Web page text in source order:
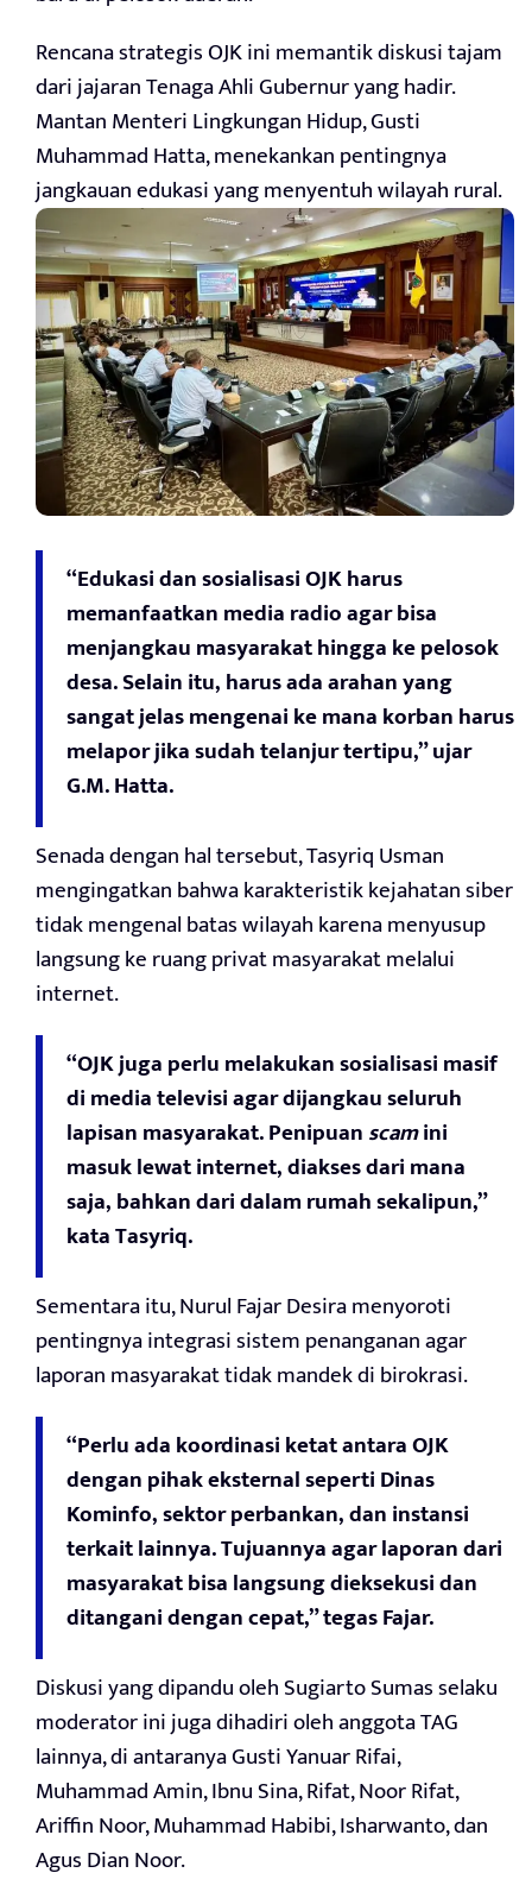
Rencana strategis OJK ini memantik diskusi tajam
dari jajaran Tenaga Ahli Gubernur yang hadir.
Mantan Menteri Lingkungan Hidup, Gusti
Muhammad Hatta, menekankan pentingnya
jangkauan edukasi yang menyentuh wilayah rural.
“Edukasi dan sosialisasi OJK harus
memanfaatkan media radio agar bisa
menjangkau masyarakat hingga ke pelosok
desa. Selain itu, harus ada arahan yang
sangat jelas mengenai ke mana korban harus
melapor jika sudah telanjur tertipu,” ujar
G.M. Hatta.
Senada dengan hal tersebut, Tasyriq Usman
mengingatkan bahwa karakteristik kejahatan siber
tidak mengenal batas wilayah karena menyusup
langsung ke ruang privat masyarakat melalui
internet.
“OJK juga perlu melakukan sosialisasi masif
di media televisi agar dijangkau seluruh
lapisan masyarakat. Penipuanscamini
masuk lewat internet, diakses dari mana
saja, bahkan dari dalam rumah sekalipun,”
kata Tasyriq.
Sementara itu, Nurul Fajar Desira menyoroti
pentingnya integrasi sistem penanganan agar
laporan masyarakat tidak mandek di birokrasi.
“Perlu ada koordinasi ketat antara OJK
dengan pihak eksternal seperti Dinas
Kominfo, sektor perbankan, dan instansi
terkait lainnya. Tujuannya agar laporan dari
masyarakat bisa langsung dieksekusi dan
ditangani dengan cepat,” tegas Fajar.
Diskusi yang dipandu oleh Sugiarto Sumas selaku
moderator ini juga dihadiri oleh anggota TAG
lainnya, di antaranya Gusti Yanuar Rifai,
Muhammad Amin, Ibnu Sina, Rifat, Noor Rifat,
Ariffin Noor, Muhammad Habibi, Isharwanto, dan
Agus Dian Noor.